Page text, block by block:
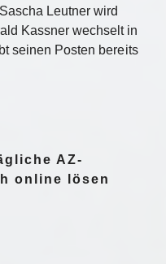
Leutner wird
Kassner wechselt in
seinen Posten bereits
AZ-
online lösen